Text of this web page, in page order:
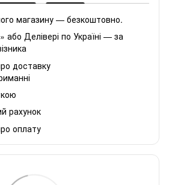
магазину — безкоштовно.
Делівері по Україні — за
доставку
рахунок
оплату